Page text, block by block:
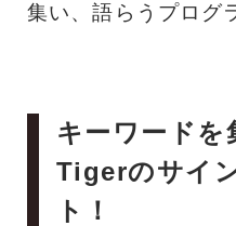
集い、語らうプログ
キーワード
Tigerのサイ
ト！